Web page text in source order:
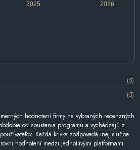
2025 2026
(5)
(5)
hodnotení firmy na vybraných recenzných
od spustenia programu a vychádzajú z
Každá krivka zodpovedá inej službe,
hodnotení medzi jednotlivými platformami.